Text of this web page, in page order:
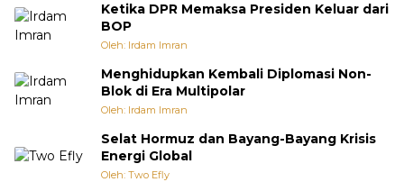
Ketika DPR Memaksa Presiden Keluar dari
BOP
Oleh: Irdam Imran
Menghidupkan Kembali Diplomasi Non-
Blok di Era Multipolar
Oleh: Irdam Imran
Selat Hormuz dan Bayang-Bayang Krisis
Energi Global
Oleh: Two Efly